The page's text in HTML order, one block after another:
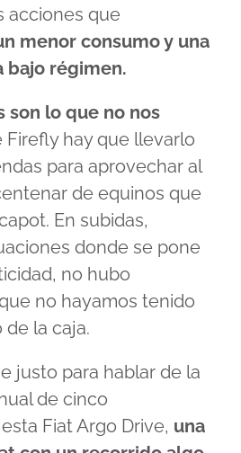
acciones que
menor consumo y una
bajo régimen.
son lo que no nos
Firefly hay que llevarlo
para aprovechar al
de equinos que
En subidas,
donde se pone
no hubo
no hayamos tenido
la caja.
justo para hablar de la
de cinco
Fiat Argo Drive, una